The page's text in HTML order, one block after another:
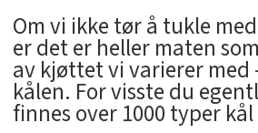
Om vi ikke tør å tukle
er det er heller maten
av kjøttet vi varierer
kålen. For visste du
finnes over 1000 typer